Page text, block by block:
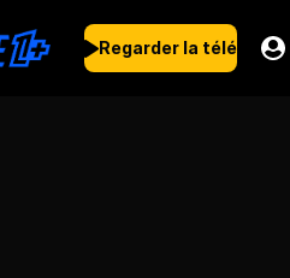
Regarder la télé